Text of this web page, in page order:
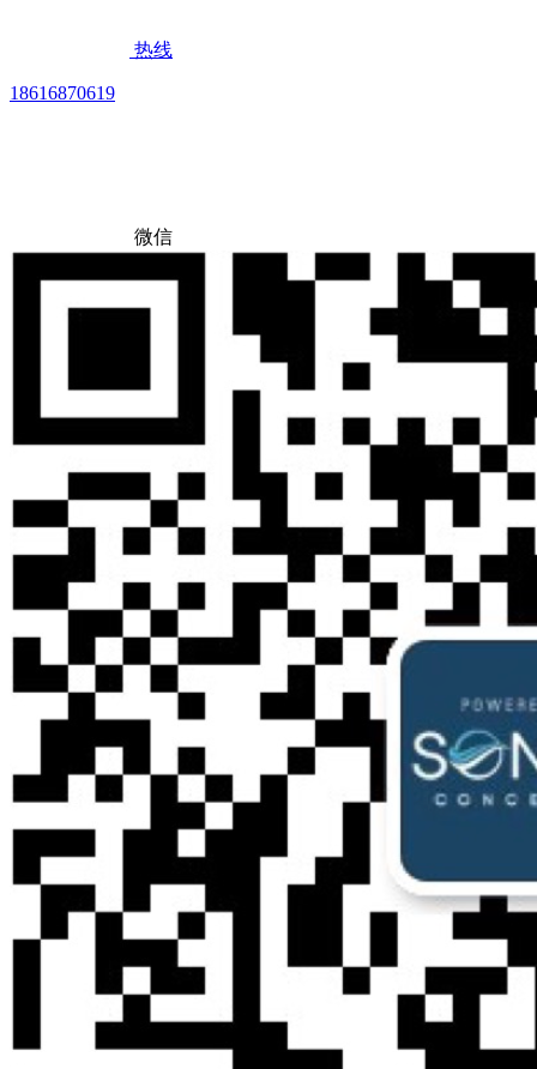
热线
18616870619
微信